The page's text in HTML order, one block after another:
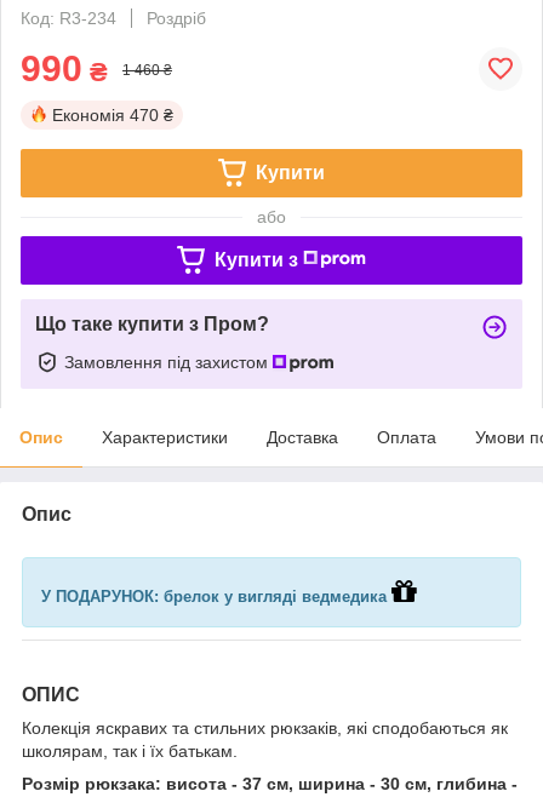
Код: R3-234
Роздріб
990 ₴ 1 460 ₴
Економія 470 ₴
Купити
або
Купити з
Що таке купити з Пром?
Замовлення під захистом
Опис Характеристики Доставка Оплата Умови
Опис
У ПОДАРУНОК: брелок у вигляді ведмедика
ОПИС
Колекція яскравих та стильних рюкзаків, які сподобаються як
школярам, так і їх батькам.
Розмір рюкзака: висота - 37 см, ширина - 30 см, глибина -